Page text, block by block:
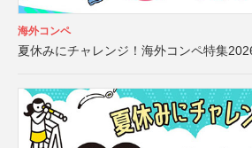
海外コンペ
夏休みにチャレンジ！海外コンペ特集